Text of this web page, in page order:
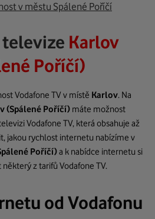
v městu Spálené Poříčí
televize Karlov
Poříčí)
Vodafone TV v místě Karlov. Na
(Spálené Poříčí) máte možnost
Vodafone TV, která obsahuje až
jakou rychlost internetu nabízíme v
Poříčí)a k nabídce internetu si
z tarifů Vodafone TV.
od Vodafonu